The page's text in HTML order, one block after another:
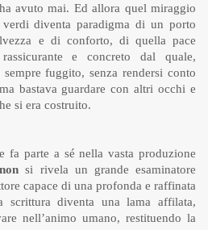
avuto mai. Ed allora quel miraggio
diventa paradigma di un porto
e di conforto, di quella pace
e concreto dal quale,
fuggito, senza rendersi conto
bastava guardare con altri occhi e
si era costruito.
fa parte a sé nella vasta produzione
si rivela un grande esaminatore
capace di una profonda e raffinata
scrittura diventa una lama affilata,
nell’animo umano, restituendo la